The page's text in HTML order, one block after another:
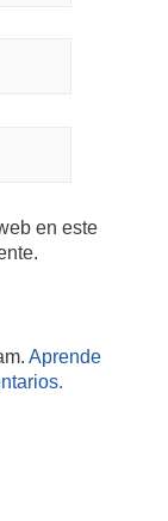
en este
Aprende